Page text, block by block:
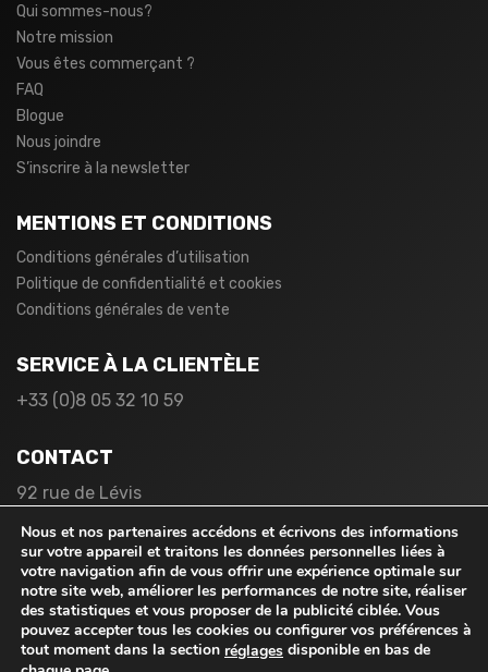
Qui sommes-nous?
Notre mission
Vous êtes commerçant ?
FAQ
Blogue
Nous joindre
S’inscrire à la newsletter
MENTIONS ET CONDITIONS
Conditions générales d’utilisation
Politique de confidentialité et cookies
Conditions générales de vente
SERVICE À LA CLIENTÈLE
+33 (0)8 05 32 10 59
CONTACT
92 rue de Lévis
France
Nous et nos partenaires accédons et écrivons des informations
sur votre appareil et traitons les données personnelles liées à
votre navigation afin de vous offrir une expérience optimale sur
notre site web, améliorer les performances de notre site, réaliser
des statistiques et vous proposer de la publicité ciblée. Vous
pouvez accepter tous les cookies ou configurer vos préférences à
tout moment dans la section réglages disponible en bas de